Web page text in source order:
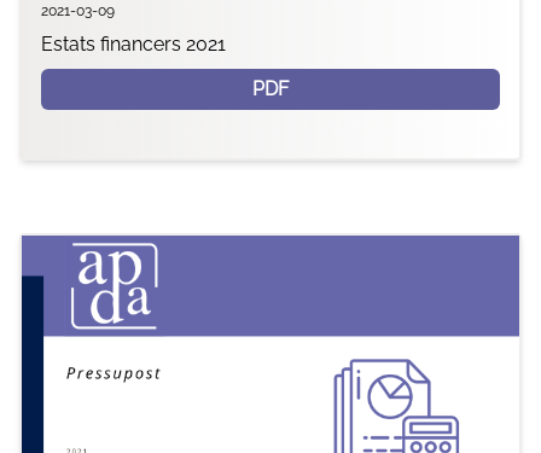
2021-03-09
Estats financers 2021
PDF